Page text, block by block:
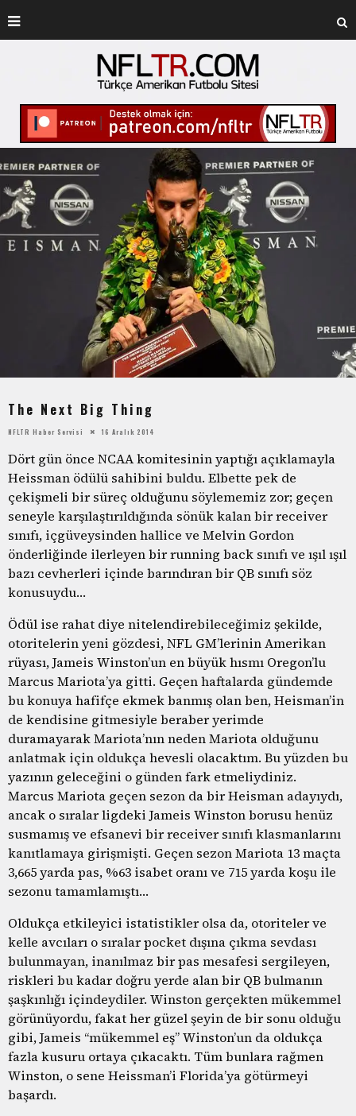
The Next Big Thing
NFLTR Haber Servisi 16 Aralık 2014
Dört gün önce NCAA komitesinin yaptığı açıklamayla
Heissman ödülü sahibini buldu. Elbette pek de
çekişmeli bir süreç olduğunu söylememiz zor; geçen
seneyle karşılaştırıldığında sönük kalan bir receiver
sınıfı, içgüveysinden hallice ve Melvin Gordon
önderliğinde ilerleyen bir running back sınıfı ve ışıl ışıl
bazı cevherleri içinde barındıran bir QB sınıfı söz
konusuydu…
Ödül ise rahat diye nitelendirebileceğimiz şekilde,
otoritelerin yeni gözdesi, NFL GM’lerinin Amerikan
rüyası, Jameis Winston’un en büyük hısmı Oregon’lu
Marcus Mariota’ya gitti. Geçen haftalarda gündemde
bu konuya hafifçe ekmek banmış olan ben, Heisman’in
de kendisine gitmesiyle beraber yerimde
duramayarak Mariota’nın neden Mariota olduğunu
anlatmak için oldukça hevesli olacaktım. Bu yüzden bu
yazının geleceğini o günden fark etmeliydiniz.
Marcus Mariota geçen sezon da bir Heisman adayıydı,
ancak o sıralar ligdeki Jameis Winston borusu henüz
susmamış ve efsanevi bir receiver sınıfı klasmanlarını
kanıtlamaya girişmişti. Geçen sezon Mariota 13 maçta
3,665 yarda pas, %63 isabet oranı ve 715 yarda koşu ile
sezonu tamamlamıştı…
Oldukça etkileyici istatistikler olsa da, otoriteler ve
kelle avcıları o sıralar pocket dışına çıkma sevdası
bulunmayan, inanılmaz bir pas mesafesi sergileyen,
riskleri bu kadar doğru yerde alan bir QB bulmanın
şaşkınlığı içindeydiler. Winston gerçekten mükemmel
görünüyordu, fakat her güzel şeyin de bir sonu olduğu
gibi, Jameis “mükemmel eş” Winston’un da oldukça
fazla kusuru ortaya çıkacaktı. Tüm bunlara rağmen
Winston, o sene Heissman’i Florida’ya götürmeyi
başardı.